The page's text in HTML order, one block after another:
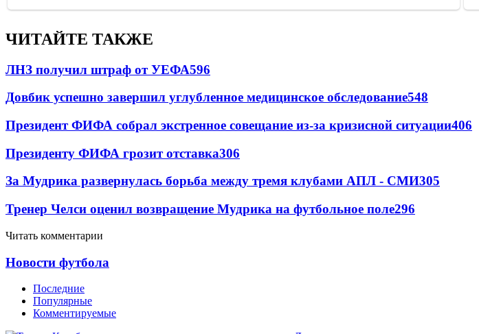
ЧИТАЙТЕ ТАКЖЕ
ЛНЗ получил штраф от УЕФА596
Довбик успешно завершил углубленное медицинское обследование548
Президент ФИФА собрал экстренное совещание из-за кризисной ситуации406
Президенту ФИФА грозит отставка306
За Мудрика развернулась борьба между тремя клубами АПЛ - СМИ305
Тренер Челси оценил возвращение Мудрика на футбольное поле296
Читать комментарии
Новости футбола
Последние
Популярные
Комментируемые